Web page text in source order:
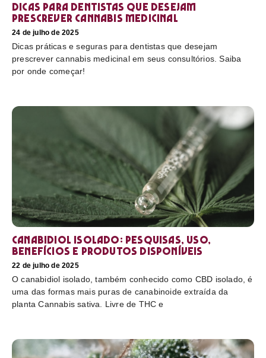
Dicas para dentistas que desejam
prescrever cannabis medicinal
24 de julho de 2025
Dicas práticas e seguras para dentistas que desejam
prescrever cannabis medicinal em seus consultórios. Saiba
por onde começar!
Canabidiol Isolado: pesquisas, uso,
benefícios e produtos disponíveis
22 de julho de 2025
O canabidiol isolado, também conhecido como CBD isolado, é
uma das formas mais puras de canabinoide extraída da
planta Cannabis sativa. Livre de THC e